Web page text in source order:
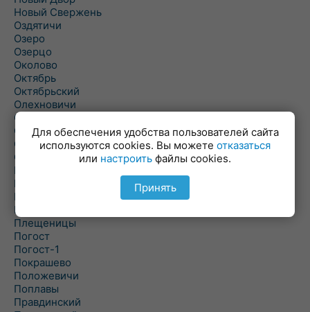
Новый Свержень
Оздятичи
Озеро
Озерцо
Околово
Октябрь
Октябрьский
Олехновичи
Омговичи
Оношки
Осовец
Острошицкий Городок
Пасека
Пастовичи
Першаи
Петришки
Плещеницы
Погост
Погост-1
Покрашево
Положевичи
Поплавы
Правдинский
Для обеспечения удобства пользователей сайта
используются cookies. Вы можете отказаться
или настроить файлы cookies.
Принять